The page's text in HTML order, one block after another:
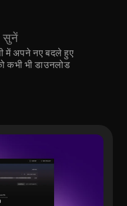
सुनें
में अपने नए बदले हुए
कभी भी डाउनलोड